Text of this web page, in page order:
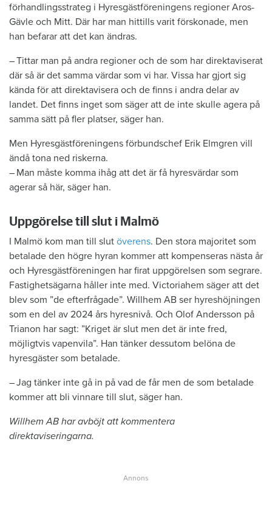
förhandlingsstrateg i Hyresgästföreningens regioner Aros-
Gävle och Mitt. Där har man ­hittills varit förskonade, men
han ­befarar att det kan ändras.
– Tittar man på andra regioner och de som har direktaviserat
där så är det samma värdar som vi har. Vissa har gjort sig
kända för att direktavisera och de finns i andra delar av
landet. Det finns inget som säger att de inte skulle agera på
samma sätt på fler platser, säger han.
Men Hyresgästföreningens förbundschef Erik Elmgren vill
ändå tona ned ­riskerna.
– Man måste komma ihåg att det är få hyresvärdar som
agerar så här, säger han.
Uppgörelse till slut i Malmö
I Malmö kom man till slut överens. Den stora majoritet som
betalade den högre hyran kommer att kompenseras nästa år
och Hyresgästföreningen har firat uppgörelsen som segrare.
Fastighetsägarna håller inte med. Victoriahem säger att det
blev som ”de efterfrågade”. Willhem AB ser hyreshöjningen
som en del av 2024 års hyresnivå. Och Olof Andersson på
Trianon har sagt: ”Kriget är slut men det är inte fred,
möjligtvis vapenvila”. Han tänker dessutom belöna de
hyresgäster som betalade.
– Jag tänker inte gå in på vad de får men de som betalade
kommer att bli ­vinnare till slut, säger han.
Willhem AB har avböjt att kommentera
direktaviseringarna.